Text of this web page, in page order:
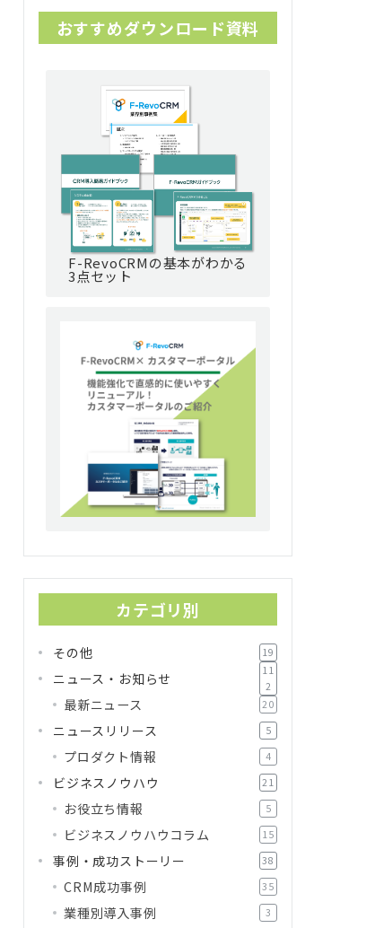
おすすめダウンロード資料
F-RevoCRMの基本がわかる
3点セット
カテゴリ別
その他 19
ニュース・お知らせ
11
2
最新ニュース 20
ニュースリリース 5
プロダクト情報 4
ビジネスノウハウ 21
お役立ち情報 5
ビジネスノウハウコラム 15
事例・成功ストーリー 38
CRM成功事例 35
業種別導入事例 3